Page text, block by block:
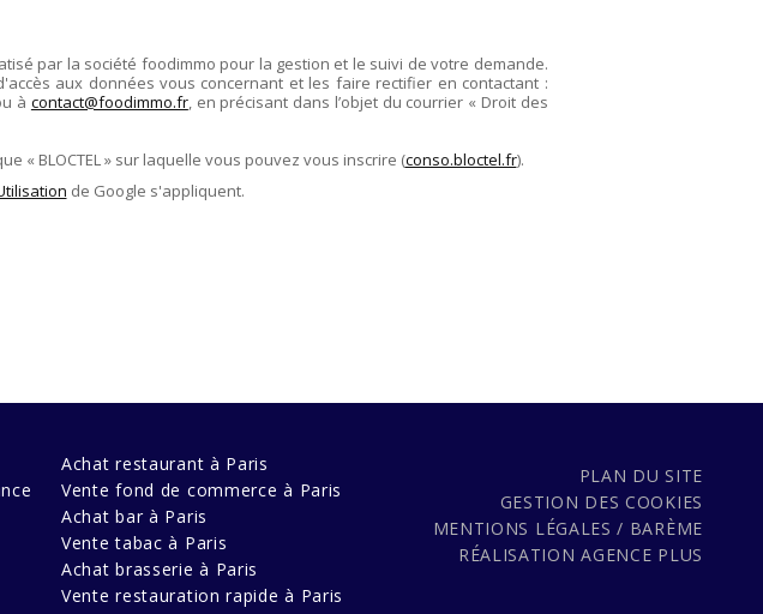
par la société foodimmo pour la gestion et le suivi de votre demande.
aux données vous concernant et les faire rectifier en contactant :
à contact@foodimmo.fr, en précisant dans l’objet du courrier « Droit des
« BLOCTEL » sur laquelle vous pouvez vous inscrire (conso.bloctel.fr).
de Google s'appliquent.
Achat restaurant à Paris
Vente fond de commerce à Paris
Achat bar à Paris
Vente tabac à Paris
Achat brasserie à Paris
Vente restauration rapide à Paris
PLAN DU SITE
GESTION DES COOKIES
MENTIONS LÉGALES / BARÈME
RÉALISATIONAGENCE PLUS